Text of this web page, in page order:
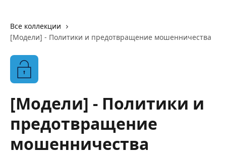
Все коллекции
[Модели] - Политики и предотвращение мошенничества
[Модели] - Политики и
предотвращение
мошенничества